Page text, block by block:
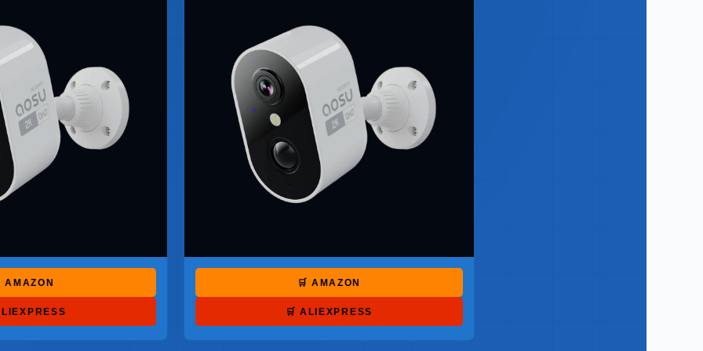
AMAZON 🛒 AMAZON
🛒 ALIEXPRESS